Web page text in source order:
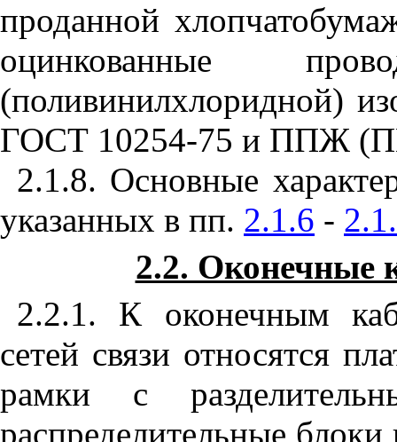
проданной
оцинкованные
(поливинилхлоридной)
ГОСТ 10254-75 и ППЖ
2.1.8. Основные
указанных в пп. 2.1.6 -
2.2. Оконечные
2.2.1. К оконечным
сетей связи относятся
рамки с
распределительные